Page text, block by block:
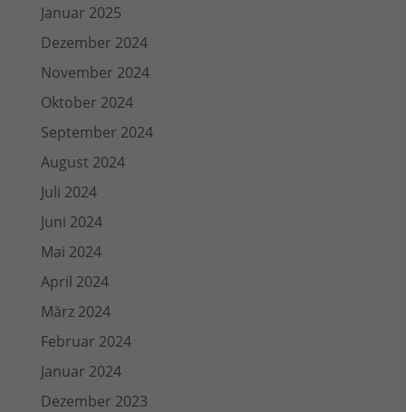
Januar 2025
Dezember 2024
November 2024
Oktober 2024
September 2024
August 2024
Juli 2024
Juni 2024
Mai 2024
April 2024
März 2024
Februar 2024
Januar 2024
Dezember 2023